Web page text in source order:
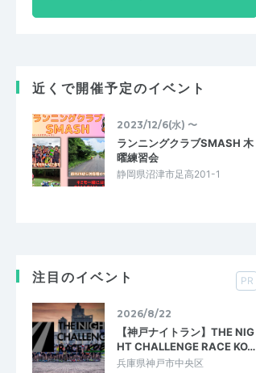
近くで開催予定のイベント
2023/12/6(水) 〜
ランニングクラブSMASH 木
曜練習会
静岡県沼津市足高201-1
注目のイベント PR
2026/8/22
【神戸ナイトラン】THE NIG
HT CHALLENGE RACE KO…
兵庫県神戸市中央区